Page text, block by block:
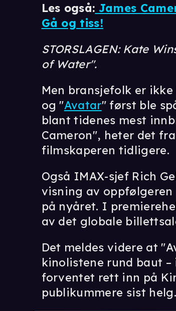
Les også: James
Gå og tiss!
STORSLAGEN: Kate
of Water".
Men bransjefolk er
og "Avatar" først ble
blant tidenes mest
Cameron", heter det
filmskaperen tidligere.
Også IMAX-sjef Rich
visning av
på nyåret. I
av det globale
Det meldes videre at
kinolistene rund baut
forventet rett inn på
publikummere sist helg.